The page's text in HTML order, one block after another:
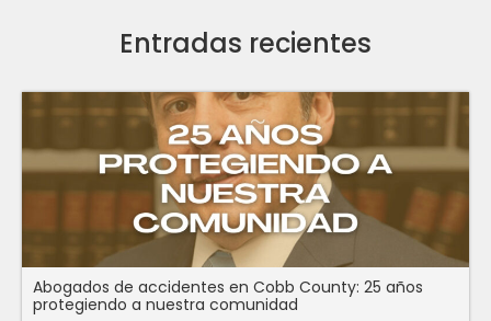
Entradas recientes
Abogados de accidentes en Cobb County: 25 años
protegiendo a nuestra comunidad